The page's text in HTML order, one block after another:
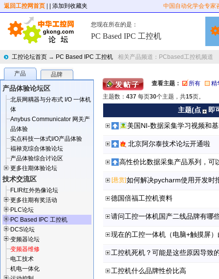
返回工控网首页 | 添加到收藏夹 中国自动化学会专家
您现在所在的是：
PC Based IPC 工控机
工控论坛首页 → PC Based IPC 工控机 相关产品频道： PCbased工控机频道
产品 品牌
产品体验论坛区
北辰网耦器与分布式 I/O 一体机
体
Anybus Communicator 网关产
品体验
实点科技一体式I/O产品体验
福禄克综合体验论坛
产品体验综合讨论区
更多往期体验论坛
技术交流区
FLIR红外热像论坛
更多往期有奖活动
PLC论坛
PC Based IPC 工控机
DCS论坛
变频器论坛
变频器维修
电工技术
机电一体化
查看主题： 所有
精
主题数： 437 每页30个主题，共15页。
主题(点
即
美国NI-数据采集学习视频和
北京阿尔泰技术论坛开通啦
高性价比数据采集产品系列，可
[悬赏]如何解决pycharm使用开发时
德国倍福工控机资料
请问工控一体机国产二线品牌有哪
现在的工控一体机（电脑+触摸屏
工控机死机？可能是这些原因导致
工控机什么品牌性价比高